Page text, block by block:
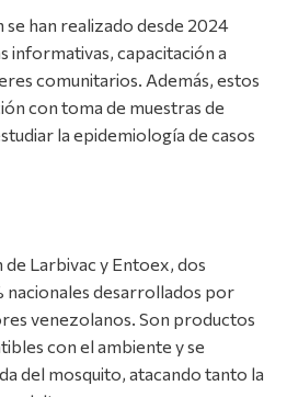
se han realizado desde 2024
informativas, capacitación a
comunitarios. Además, estos
con toma de muestras de
la epidemiología de casos
de Larbivac y Entoex, dos
desarrollados por
venezolanos. Son productos
con el ambiente y se
del mosquito, atacando tanto la